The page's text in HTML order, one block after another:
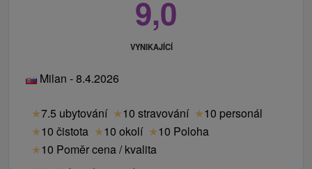
9,0
VYNIKAJÍCÍ
Milan - 8.4.2026
★7.5 ubytování ★10 stravování ★10 personál
★10 čistota ★10 okolí ★10 Poloha
★10 Poměr cena / kvalita